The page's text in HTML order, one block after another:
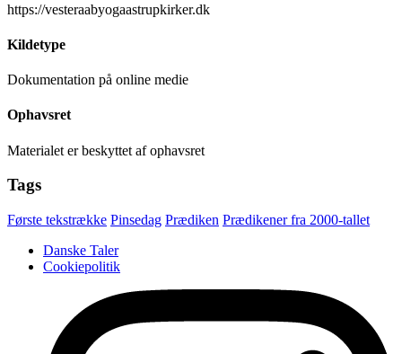
https://vesteraabyogaastrupkirker.dk
Kildetype
Dokumentation på online medie
Ophavsret
Materialet er beskyttet af ophavsret
Tags
Første tekstrække Pinsedag Prædiken Prædikener fra 2000-tallet
Danske Taler
Cookiepolitik